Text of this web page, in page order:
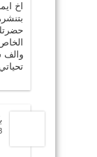
اخ
والف
18